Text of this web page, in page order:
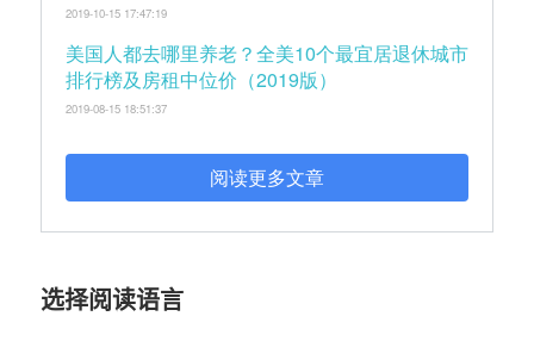
2019-10-15 17:47:19
美国人都去哪里养老？全美10个最宜居退休城市
排行榜及房租中位价（2019版）
2019-08-15 18:51:37
阅读更多文章
选择阅读语言